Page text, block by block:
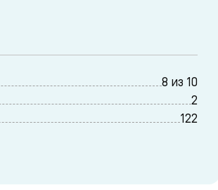
8 из 10
2
122